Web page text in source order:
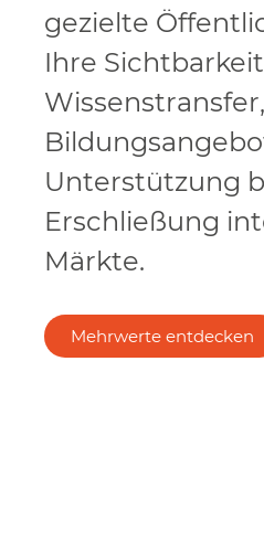
gezielte
Ihre
Unterstützung
Erschließung
Märkte.
Mehrwerte entdecken